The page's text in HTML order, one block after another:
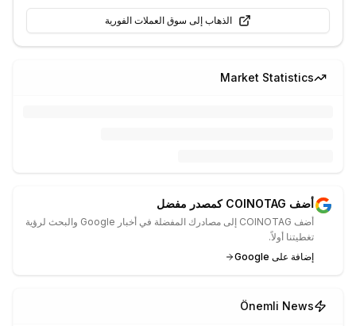
الذهاب إلى سوق العملات الفورية
Market Statistics
أضف COINOTAG كمصدر مفضل
أضف COINOTAG إلى مصادرك المفضلة في أخبار Google والبحث لرؤية
تغطيتنا أولاً.
إضافة على Google
Önemli News